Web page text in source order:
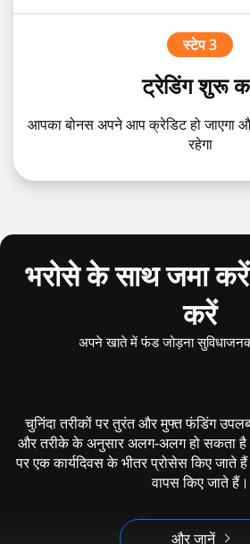
स्टेप 3
ट्रेडिंग शुरू
आपका बोनस अपने आप क्रेडिट हो जाएगा
रहेगा
भरोसे के साथ जमा
करें
अपने खाते में फंड जोड़ना
चुनिंदा तरीकों पर तुरंत और मुफ्त फंडिंग
और तरीके के अनुसार अलग-अलग हो सकता
पर एक कार्यदिवस के भीतर प्रोसेस किए जाते
वापस किए जाते हैं।
और जानें